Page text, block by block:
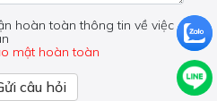
hoàn toàn thông tin về việc
mật hoàn toàn
câu hỏi